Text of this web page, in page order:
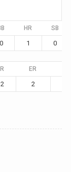
HR SB
0 1 0
R ER
2 2